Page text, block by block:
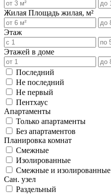
Жилая Площадь жилая, м²
Этаж
Этажей в доме
Последний
Не последний
Не первый
Пентхаус
Апартаменты
Только апартаменты
Без апартаментов
Планировка комнат
Смежные
Изолированные
Смежные и изолированные
Сан. узел
Раздельный